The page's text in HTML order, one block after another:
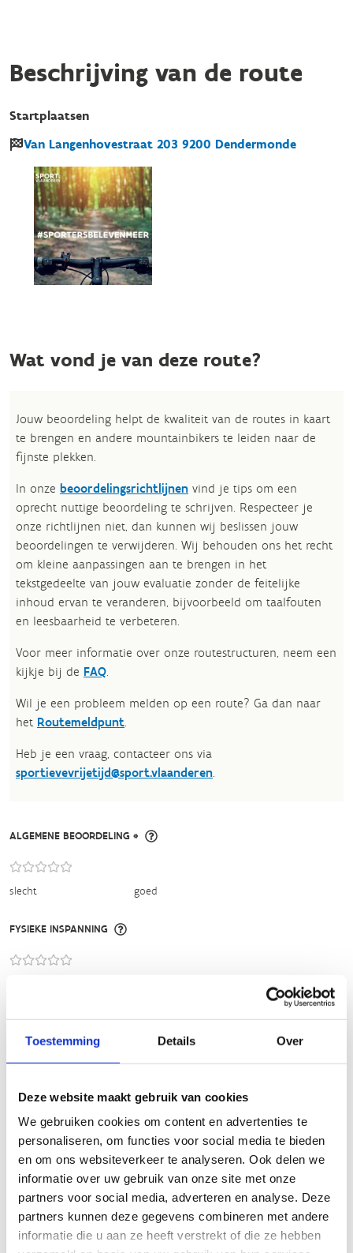
Toestemming Details Over
Deze website maakt gebruik van cookies
We gebruiken cookies om content en advertenties te
personaliseren, om functies voor social media te bieden
en om ons websiteverkeer te analyseren. Ook delen we
informatie over uw gebruik van onze site met onze
partners voor social media, adverteren en analyse. Deze
partners kunnen deze gegevens combineren met andere
informatie die u aan ze heeft verstrekt of die ze hebben
Beschrijving van de route
Startplaatsen
Van Langenhovestraat 203 9200 Dendermonde
Wat vond je van deze route?
Jouw beoordeling helpt de kwaliteit van de routes in kaart
te brengen en andere mountainbikers te leiden naar de
fijnste plekken.
In onze beoordelingsrichtlijnen vind je tips om een
oprecht nuttige beoordeling te schrijven. Respecteer je
onze richtlijnen niet, dan kunnen wij beslissen jouw
beoordelingen te verwijderen. Wij behouden ons het recht
om kleine aanpassingen aan te brengen in het
tekstgedeelte van jouw evaluatie zonder de feitelijke
inhoud ervan te veranderen, bijvoorbeeld om taalfouten
en leesbaarheid te verbeteren.​
Voor meer informatie over onze routestructuren, neem een
kijkje bij de FAQ.
Wil je een probleem melden op een route? Ga dan naar
het Routemeldpunt.
Heb je een vraag, contacteer ons via
sportievevrijetijd@sport.vlaanderen.​
ALGEMENE BEOORDELING *
slecht goed
FYSIEKE INSPANNING
TECHNISCHE MOEILIJKHEIDSGRAAD
BEWEGWIJZERING
slecht
TIP:ontbrekende signalisatie kan je melden via het
Routemeldpunt